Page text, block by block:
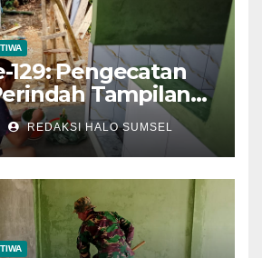
129: Pengecatan
Tampilan
Bangunan
REDAKSI HALO SUMSEL